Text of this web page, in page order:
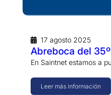
17 agosto 2025
Abreboca del
En Saintnet estamos a
Leer más información